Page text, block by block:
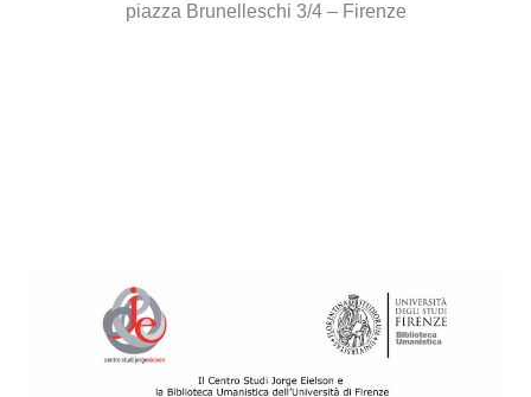
piazza Brunelleschi 3/4 – Firenze